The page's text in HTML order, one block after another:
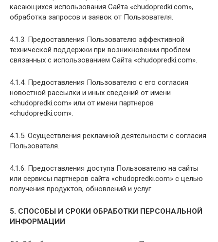
касающихся использования Сайта «chudopredki.com»,
обработка запросов и заявок от Пользователя.
4.1.3. Предоставления Пользователю эффективной
технической поддержки при возникновении проблем
связанных с использованием Сайта «chudopredki.com».
4.1.4. Предоставления Пользователю с его согласия
новостной рассылки и иных сведений от имени
«chudopredki.com» или от имени партнеров
«chudopredki.com».
4.1.5. Осуществления рекламной деятельности с согласия
Пользователя.
4.1.6. Предоставления доступа Пользователю на сайты
или сервисы партнеров сайта «chudopredki.com» с целью
получения продуктов, обновлений и услуг.
5. СПОСОБЫ И СРОКИ ОБРАБОТКИ ПЕРСОНАЛЬНОЙ
ИНФОРМАЦИИ